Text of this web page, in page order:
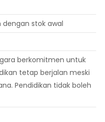
dengan stok awal
berkomitmen untuk
tetap berjalan meski
Pendidikan tidak boleh